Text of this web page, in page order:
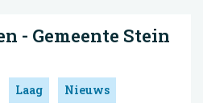
- Gemeente Stein
Laag Nieuws